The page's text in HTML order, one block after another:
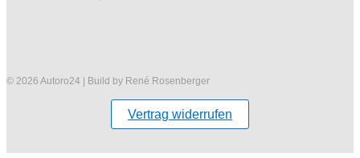
© 2026 Autoro24 | Build by René Rosenberger
Vertrag widerrufen